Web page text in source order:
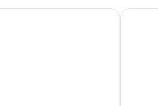
Area/Richmond HillDays